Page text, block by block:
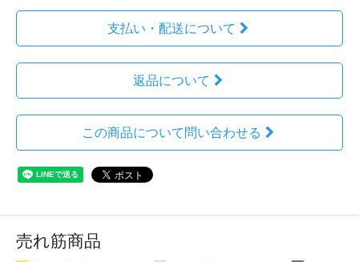
支払い・配送について
返品について
この商品について問い合わせる
売れ筋商品